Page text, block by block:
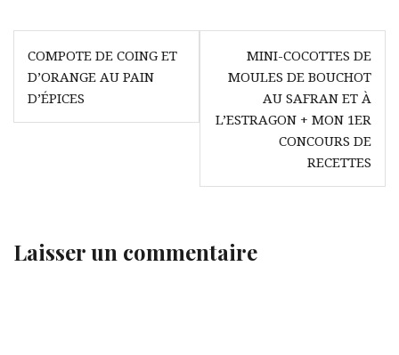
Navigation
de
l’article
COMPOTE DE COING ET
D’ORANGE AU PAIN
D’ÉPICES
MINI-COCOTTES DE
MOULES DE BOUCHOT
AU SAFRAN ET À
L’ESTRAGON + MON 1ER
CONCOURS DE
RECETTES
Laisser un commentaire